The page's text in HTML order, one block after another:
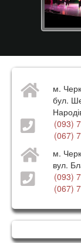
м.
бул.
(093)
(067)
м.
вул.
(093)
(067)